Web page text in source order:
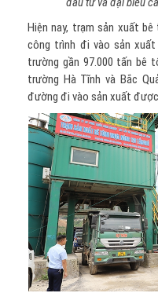
Hiện nay, trạm sản xuất
công trình đi vào sản
trường gần 97.000 tấn bê
trường Hà Tĩnh và Bắc
đường đi vào sản xuất